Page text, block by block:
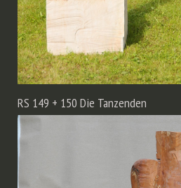
RS 149 + 150 Die Tanzenden